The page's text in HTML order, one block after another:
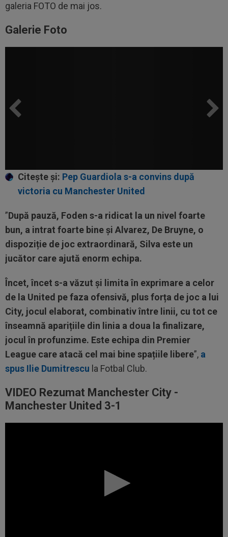
galeria FOTO de mai jos.
Galerie Foto
Citește și: Pep Guardiola s-a convins după
victoria cu Manchester United
”După pauză, Foden s-a ridicat la un nivel foarte
bun, a intrat foarte bine și Alvarez, De Bruyne, o
dispoziție de joc extraordinară, Silva este un
jucător care ajută enorm echipa.
Încet, încet s-a văzut și limita în exprimare a celor
de la United pe faza ofensivă, plus forța de joc a lui
City, jocul elaborat, combinativ între linii, cu tot ce
înseamnă aparițiile din linia a doua la finalizare,
jocul în profunzime. Este echipa din Premier
League care atacă cel mai bine spațiile libere”, a
spus Ilie Dumitrescu la Fotbal Club.
VIDEO Rezumat Manchester City -
Manchester United 3-1